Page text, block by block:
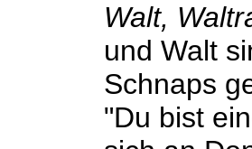
Walt,
und Walt
Schnaps
"Du bist